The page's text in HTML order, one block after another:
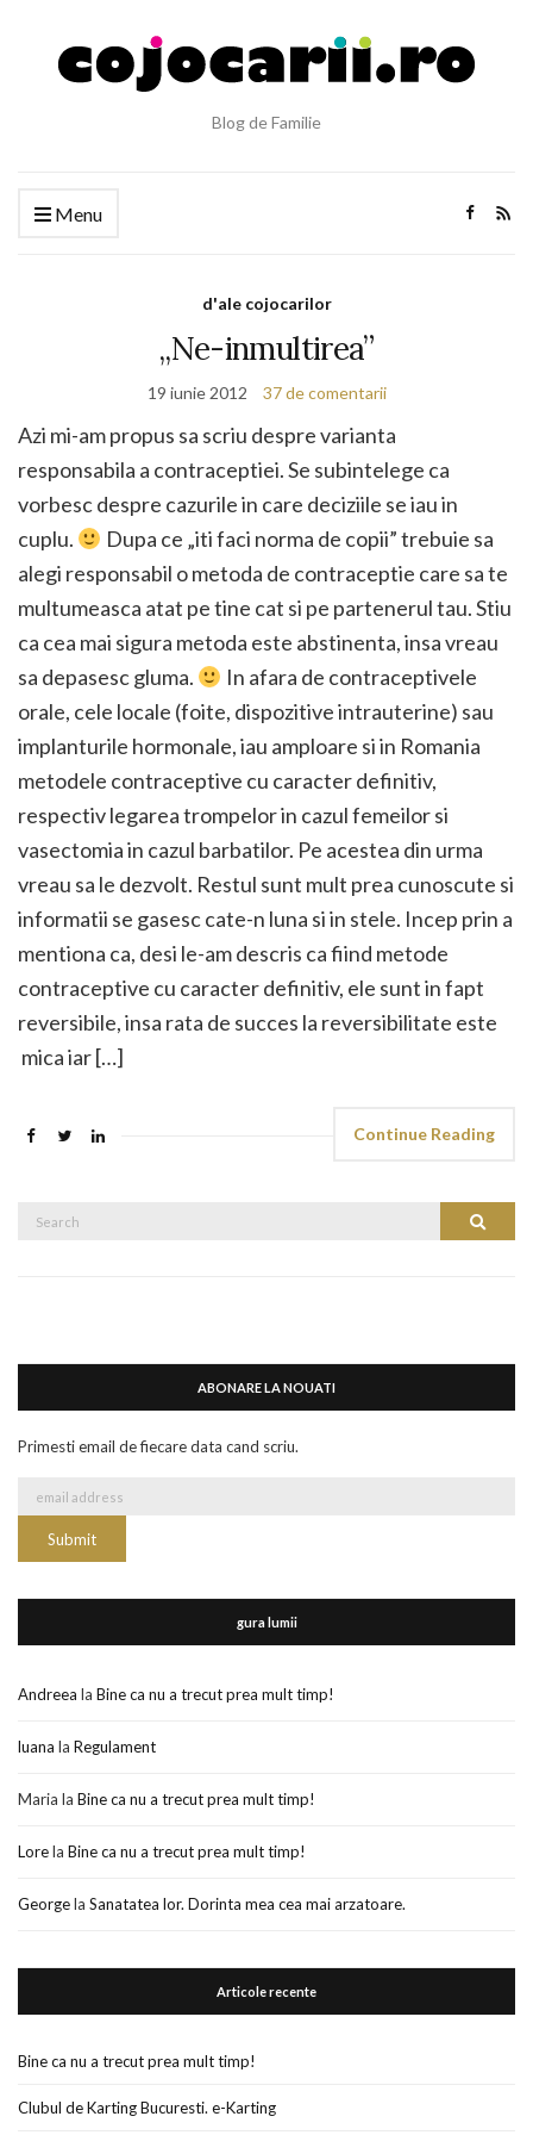
Blog de Familie
Menu
d'ale cojocarilor
„Ne-inmultirea”
19 iunie 2012 37 de comentarii
Azi mi-am propus sa scriu despre varianta
responsabila a contraceptiei. Se subintelege ca
vorbesc despre cazurile in care deciziile se iau in
cuplu.
Dupa ce „iti faci norma de copii” trebuie sa
alegi responsabil o metoda de contraceptie care sa te
multumeasca atat pe tine cat si pe partenerul tau. Stiu
ca cea mai sigura metoda este abstinenta, insa vreau
sa depasesc gluma.
In afara de contraceptivele
orale, cele locale (foite, dispozitive intrauterine) sau
implanturile hormonale, iau amploare si in Romania
metodele contraceptive cu caracter definitiv,
respectiv legarea trompelor in cazul femeilor si
vasectomia in cazul barbatilor. Pe acestea din urma
vreau sa le dezvolt. Restul sunt mult prea cunoscute si
informatii se gasesc cate-n luna si in stele. Incep prin a
mentiona ca, desi le-am descris ca fiind metode
contraceptive cu caracter definitiv, ele sunt in fapt
reversibile, insa rata de succes la reversibilitate este
mica iar […]
Continue Reading
Search
ABONARE LA NOUATI
Primesti email de fiecare data cand scriu.
gura lumii
Andreea la Bine ca nu a trecut prea mult timp!
luana la Regulament
Maria la Bine ca nu a trecut prea mult timp!
Lorela Bine ca nu a trecut prea mult timp!
Georgela Sanatatea lor. Dorinta mea cea mai arzatoare.
Articole recente
Bine ca nu a trecut prea mult timp!
Clubul de Karting Bucuresti. e-Karting